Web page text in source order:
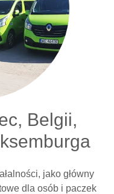
Belgii,
jako główny
dla osób i paczek